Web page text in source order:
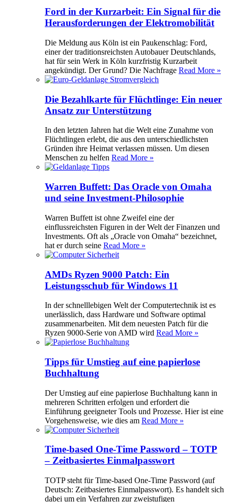
Ford in der Kurzarbeit: Ein Signal für die
Herausforderungen der Elektromobilität
Die Meldung aus Köln ist ein Paukenschlag: Ford,
einer der traditionsreichsten Autobauer Deutschlands,
hat für sein Werk in Köln kurzfristig Kurzarbeit
angekündigt. Der Grund? Die Nachfrage Read More »
Die Bezahlkarte für Flüchtlinge: Ein neuer
Ansatz zur Unterstützung
In den letzten Jahren hat die Welt eine Zunahme von
Flüchtlingen erlebt, die aus den unterschiedlichsten
Gründen ihre Heimat verlassen müssen. Um diesen
Menschen zu helfen Read More »
Warren Buffett: Das Oracle von Omaha
und seine Investment-Philosophie
Warren Buffett ist ohne Zweifel eine der
einflussreichsten Figuren in der Welt der Finanzen und
Investments. Oft als „Oracle von Omaha“ bezeichnet,
hat er durch seine Read More »
AMDs Ryzen 9000 Patch: Ein
Leistungsschub für Windows 11
In der schnelllebigen Welt der Computertechnik ist es
unerlässlich, dass Hardware und Software optimal
zusammenarbeiten. Mit dem neuesten Patch für die
Ryzen 9000-Serie von AMD wird Read More »
Tipps für Umstieg auf eine papierlose
Buchhaltung
Der Umstieg auf eine papierlose Buchhaltung kann in
mehreren Schritten erfolgen und erfordert die
Einführung geeigneter Tools und Prozesse. Hier ist eine
Vorgehensweise, wie dies am Read More »
Time-based One-Time Password – TOTP
– Zeitbasiertes Einmalpasswort
TOTP steht für Time-based One-Time Password (auf
Deutsch: Zeitbasiertes Einmalpasswort). Es handelt sich
dabei um ein Verfahren zur zweistufigen